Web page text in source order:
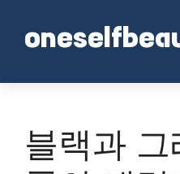
content
블랙과